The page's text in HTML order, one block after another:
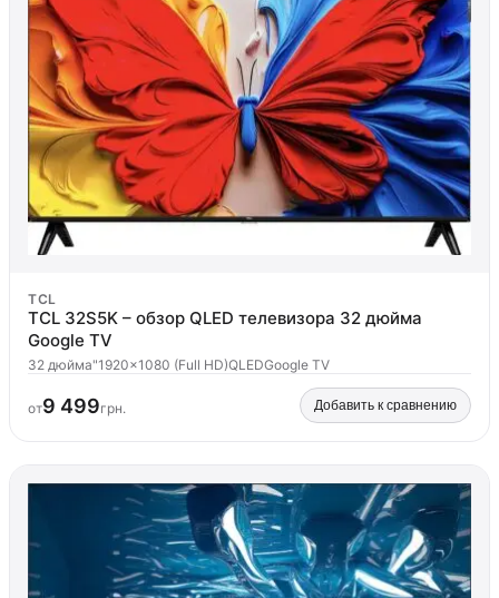
TCL
TCL 32S5K – обзор QLED телевизора 32 дюйма
Google TV
32 дюйма"1920x1080 (Full HD)QLEDGoogle TV
от9 499грн. Добавить к сравнению